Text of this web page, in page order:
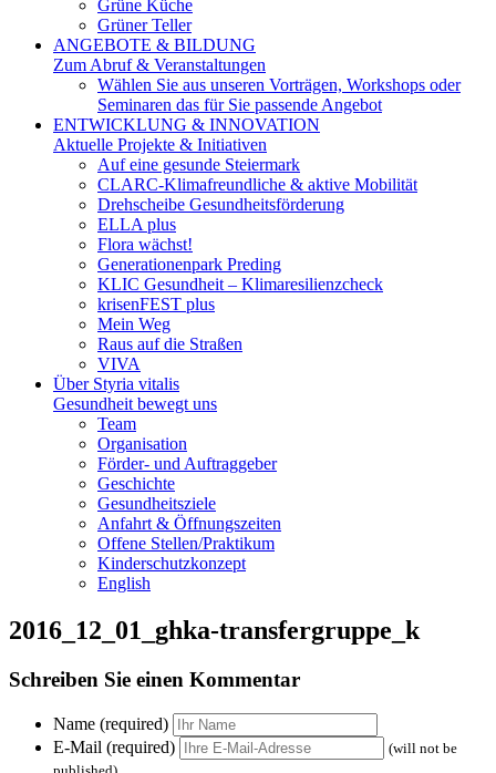
Grüne Küche
Grüner Teller
ANGEBOTE & BILDUNG
Zum Abruf & Veranstaltungen
Wählen Sie aus unseren Vorträgen, Workshops oder
Seminaren das für Sie passende Angebot
ENTWICKLUNG & INNOVATION
Aktuelle Projekte & Initiativen
Auf eine gesunde Steiermark
CLARC-Klimafreundliche & aktive Mobilität
Drehscheibe Gesundheitsförderung
ELLA plus
Flora wächst!
Generationenpark Preding
KLIC Gesundheit – Klimaresilienzcheck
krisenFEST plus
Mein Weg
Raus auf die Straßen
VIVA
Über Styria vitalis
Gesundheit bewegt uns
Team
Organisation
Förder- und Auftraggeber
Geschichte
Gesundheitsziele
Anfahrt & Öffnungszeiten
Offene Stellen/Praktikum
Kinderschutzkonzept
English
2016_12_01_ghka-transfergruppe_k
Schreiben Sie einen Kommentar
Name (required)
E-Mail (required)
(will not be